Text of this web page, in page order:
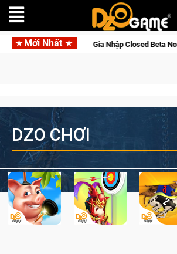
Mới Nhất
Gia Nhập Closed Beta Norse Saga: Cửu
DZO CHƠI